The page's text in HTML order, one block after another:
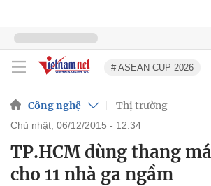
# ASEAN CUP 2026
Công nghệ Thị trường
chủ nhật, 06/12/2015 - 12:34
TP.HCM dùng thang
cho 11 nhà ga ngầm